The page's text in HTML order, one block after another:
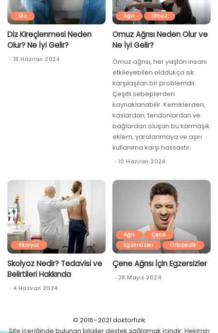
Diz
Diz Kireçlenmesi Neden
Olur? Ne İyi Gelir?
18 Haziran 2024
Ağrı Omuz
Omuz Ağrısı Neden Olur ve
Ne İyi Gelir?
Omuz ağrısı, her yaştan insanı
etkileyebilen olddukça sık
karşılaşılan bir problemdir.
Çeşitli sebeplerden
kaynaklanabilir. Kemiklerden,
kaslardan, tendonlardan ve
bağlardan oluşan bu karmaşık
eklem, yaralanmaya ve aşırı
kullanıma karşı hassastır.
10 Haziran 2024
Skolyoz
Skolyoz Nedir? Tedavisi ve
Belirtileri Hakkında
4 Haziran 2024
Ağrı
Çene
Egzersizler
Ortopedik
Çene Ağrısı İçin Egzersizler
28 Mayıs 2024
© 2016–2021 doktorfizik
Site içeriğinde bulunan bilgiler destek sağlamak içindir. Hekimin